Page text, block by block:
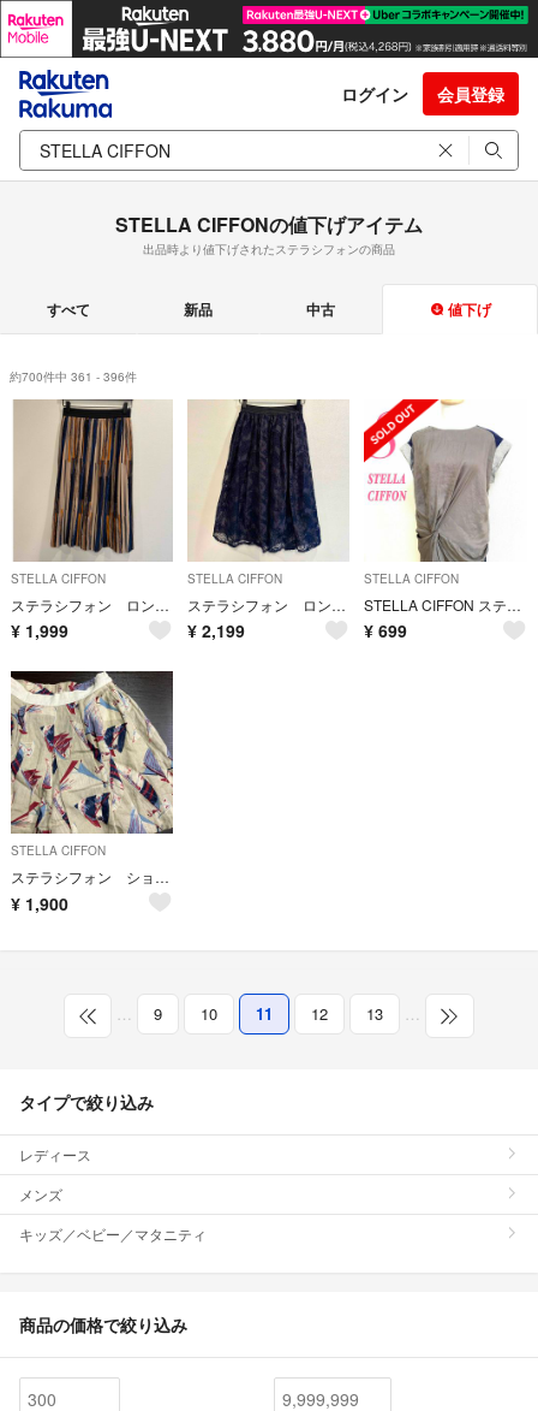
ログイン 会員登録
STELLA CIFFONの値下げアイテム
出品時より値下げされたステラシフォンの商品
すべて 新品 中古 値下げ
約700件中 361 - 396件
STELLA CIFFON
ステラシフォン ロングスカート
¥ 1,999
STELLA CIFFON
ステラシフォン ロング刺繍スカート
¥ 2,199
STELLA CIFFON
STELLA CIFFON ステラシフォン S ひざ丈ワンピース 切替 きれいめ
¥ 699
STELLA CIFFON
ステラシフォン ショートパンツ リネン ヨット柄 古着女子 36
¥ 1,900
… 9 10 11 12 13 …
タイプで絞り込み
レディース
メンズ
キッズ／ベビー／マタニティ
商品の価格で絞り込み